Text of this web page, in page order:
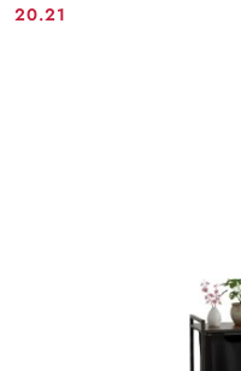
Cena:
20.21